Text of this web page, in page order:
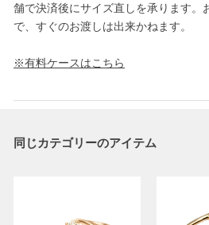
舗で決済後にサイズ直しを承ります。
で、すぐのお渡しは出来かねます。
※有料ケースはこちら
同じカテゴリーのアイテム